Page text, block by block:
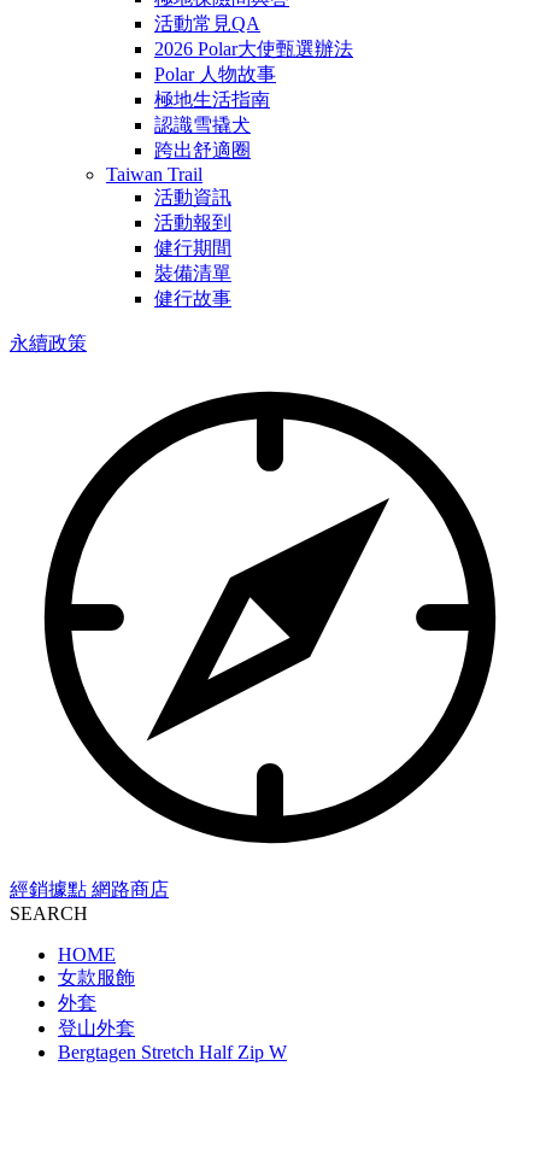
活動常見QA
2026 Polar大使甄選辦法
Polar 人物故事
極地生活指南
認識雪撬犬
跨出舒適圈
Taiwan Trail
活動資訊
活動報到
健行期間
裝備清單
健行故事
永續政策
經銷據點 網路商店
SEARCH
HOME
女款服飾
外套
登山外套
Bergtagen Stretch Half Zip W